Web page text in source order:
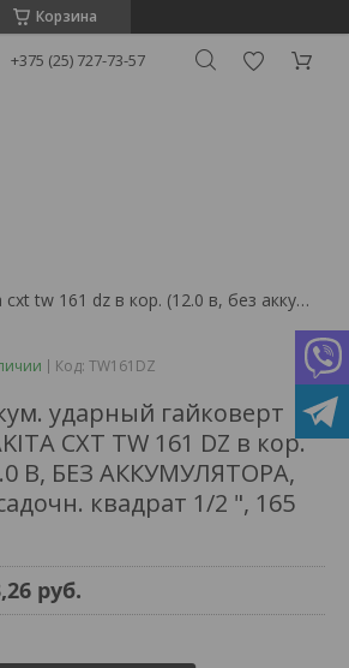
Корзина
+375 (25) 727-73-57
Аккум. ударный гайковерт makita cxt tw 161 dz в кор. (12.0 в, без аккумулятора, посадочн. квадрат 1/2 ", 165
Код: TW161DZ
ударный гайковерт
CXT TW 161 DZ в кор.
В, БЕЗ АККУМУЛЯТОРА,
квадрат 1/2 ", 165
руб.